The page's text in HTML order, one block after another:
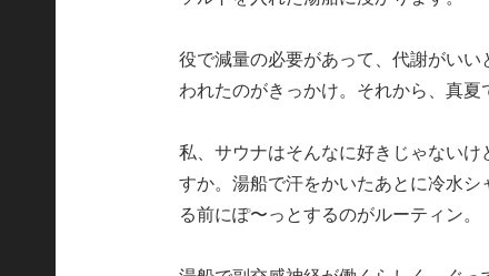
役で減量の必要があって、代謝がい
われたのがきっかけ。それから、真夏
私、サウナはそんなに好きじゃない
すか。湯船で汗をかいたあとに冷水
る前にぽ〜っとするのがルーティン。